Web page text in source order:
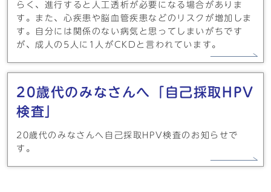
らく、進行すると人工透析が必要になる場合がありま
す。また、心疾患や脳血管疾患などのリスクが増加しま
す。自分には関係のない病気と思ってしまいがちです
が、成人の5人に1人がCKDと言われています。
20歳代のみなさんへ「自己採取HPV
検査」
20歳代のみなさんへ自己採取HPV検査のお知らせで
す。